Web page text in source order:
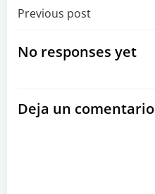
Navegación
por
entradas
Previous post
No responses yet
Deja un comentario